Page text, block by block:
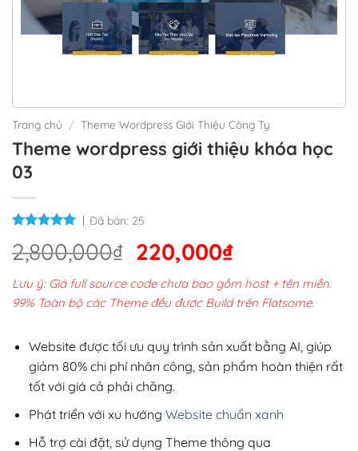
Trang chủ / Theme Wordpress Giới Thiệu Công Ty
Theme wordpress giới thiệu khóa học
03
Đã bán: 25
2,800,000₫ Giá
gốc
là:
2,800,000₫.
220,000₫Giá
hiện
tại
220,000₫.
Lưu ý: Giá full source code chưa bao gồm host + tên miền.
99% Toàn bộ các Theme đều được Build trên Flatsome.
Website được tối ưu quy trình sản xuất bằng AI, giúp
giảm 80% chi phí nhân công, sản phẩm hoàn thiện rất
tốt với giá cả phải chăng.
Phát triển với xu hướng Website chuẩn xanh
Hỗ trợ cài đặt, sử dụng Theme thông qua